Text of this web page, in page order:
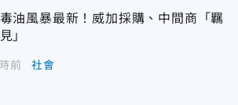
油風暴最新！威加採購、中間商「羈
」
前 社會